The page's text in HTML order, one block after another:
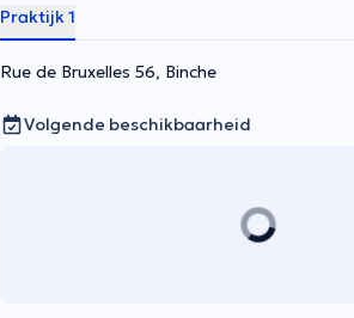
Praktijk 1
Rue de Bruxelles 56, Binche
Volgende beschikbaarheid